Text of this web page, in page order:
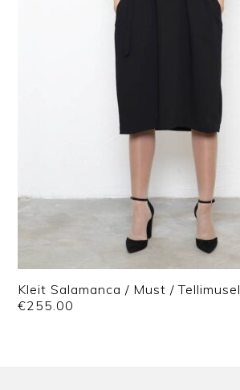
Kleit Salamanca / Must / Tellimusel
€255.00